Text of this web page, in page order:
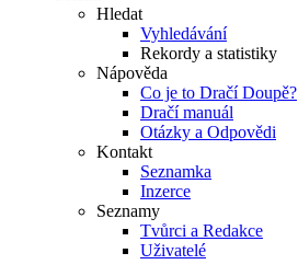
Hledat
Vyhledávání
Rekordy a statistiky
Nápověda
Co je to Dračí Doupě?
Dračí manuál
Otázky a Odpovědi
Kontakt
Seznamka
Inzerce
Seznamy
Tvůrci a Redakce
Uživatelé